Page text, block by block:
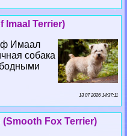
Imaal Terrier)
Имаал
собака
13 07 2026 14:37:11
Fox Terrier)